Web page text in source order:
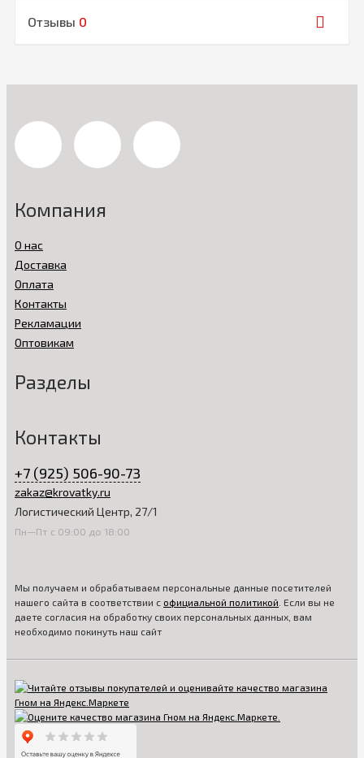
Отзывы 0
Компания
О нас
Доставка
Оплата
Контакты
Рекламации
Оптовикам
Разделы
Контакты
+7 (925) 506-90-73
zakaz@krovatky.ru
Логистический Центр, 27/1
Пн—Пт с 09:00 до 18:00
Мы получаем и обрабатываем персональные данные посетителей
нашего сайта в соответствии с официальной политикой . Если вы не
даете согласия на обработку своих персональных данных, вам
необходимо покинуть наш сайт